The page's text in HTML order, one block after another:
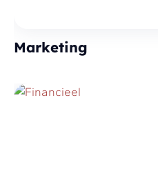
Marketing